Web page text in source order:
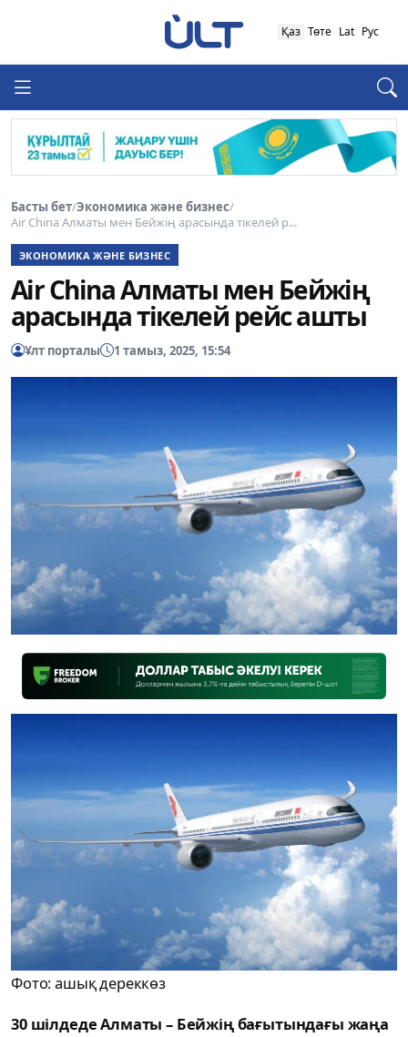
Қаз Төте Lat Рус
Басты бет/Экономика және бизнес/
Air China Алматы мен Бейжің арасында тікелей р...
ЭКОНОМИКА ЖӘНЕ БИЗНЕС
Air China Алматы мен Бейжің
арасында тікелей рейс ашты
Ұлт порталы 1 тамыз, 2025, 15:54
Фото: ашық дереккөз
30 шілдеде Алматы – Бейжің бағытындағы жаңа